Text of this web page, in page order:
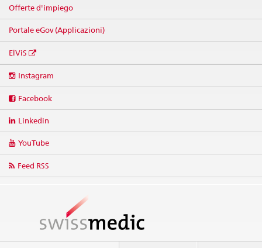
Offerte d'impiego
Portale eGov (Applicazioni)
ElViS
media
Instagram
Facebook
Linkedin
YouTube
Feed RSS